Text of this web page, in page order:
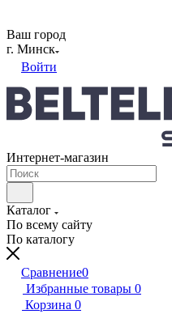
Ваш город
г. Минск
Войти
Интернет-магазин
Каталог
По всему сайту
По каталогу
Сравнение0
Избранные товары 0
Корзина 0